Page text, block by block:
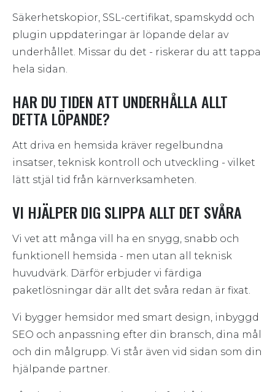
Säkerhetskopior, SSL-certifikat, spamskydd och
plugin uppdateringar är löpande delar av
underhållet. Missar du det - riskerar du att tappa
hela sidan.
HAR DU TIDEN ATT UNDERHÅLLA ALLT
DETTA LÖPANDE?
Att driva en hemsida kräver regelbundna
insatser, teknisk kontroll och utveckling - vilket
lätt stjäl tid från kärnverksamheten.
VI HJÄLPER DIG SLIPPA ALLT DET SVÅRA
Vi vet att många vill ha en snygg, snabb och
funktionell hemsida - men utan all teknisk
huvudvärk. Därför erbjuder vi färdiga
paketlösningar där allt det svåra redan är fixat.
Vi bygger hemsidor med smart design, inbyggd
SEO och anpassning efter din bransch, dina mål
och din målgrupp. Vi står även vid sidan som din
hjälpande partner.